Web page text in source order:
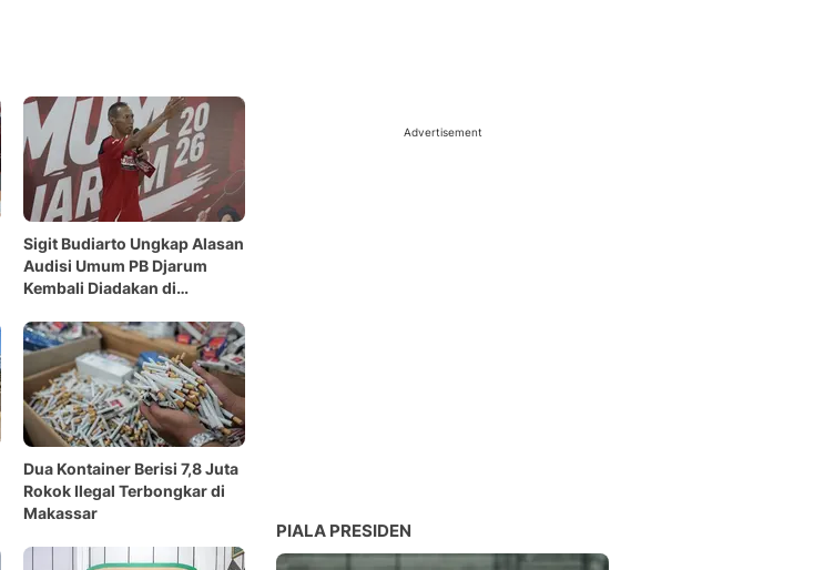
Sigit Budiarto Ungkap Alasan
Audisi Umum PB Djarum
Kembali Diadakan di
Dua Kontainer Berisi 7,8 Juta
Rokok Ilegal Terbongkar di
Makassar
Advertisement
PIALA PRESIDEN